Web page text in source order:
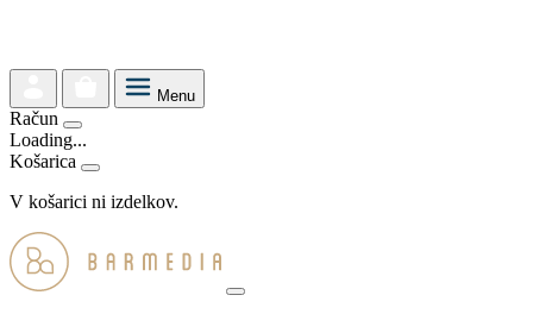
Menu
Račun
Loading...
Košarica
V košarici ni izdelkov.